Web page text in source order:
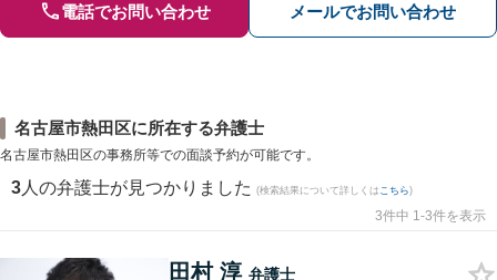
電話でお問い合わせ メールでお問い合わせ
名古屋市熱田区に所在する弁護士
名古屋市熱田区の事務所等での面談予約が可能です。
3 人の弁護士が見つかりました (検索結果について詳しくは こちら)
3件中 1-3件を表示
田村 淳 弁護士